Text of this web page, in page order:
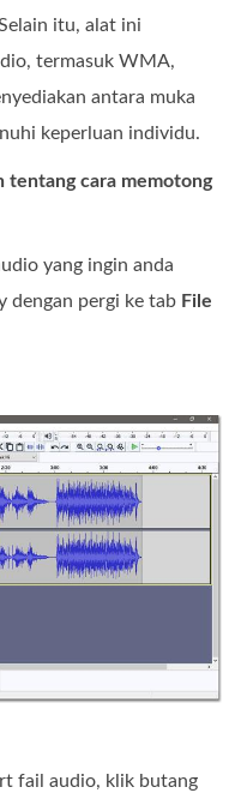
itu, alat ini
termasuk WMA,
antara muka
keperluan individu.
tentang cara memotong
yang ingin anda
dengan pergi ke tab File
fail audio, klik butang